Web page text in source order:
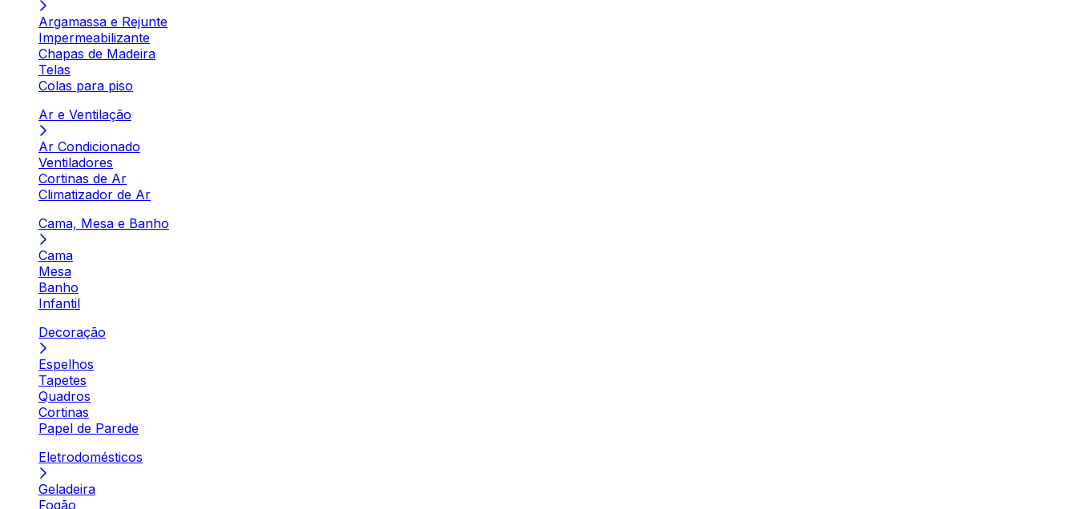
Argamassa e Rejunte
Impermeabilizante
Chapas de Madeira
Telas
Colas para piso
Ar e Ventilação
Ar Condicionado
Ventiladores
Cortinas de Ar
Climatizador de Ar
Cama, Mesa e Banho
Cama
Mesa
Banho
Infantil
Decoração
Espelhos
Tapetes
Quadros
Cortinas
Papel de Parede
Eletrodomésticos
Geladeira
Fogão